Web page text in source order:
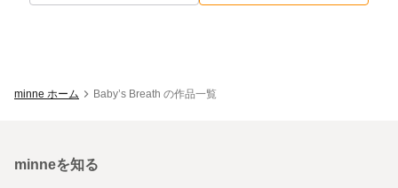
minne ホーム Baby’s Breath の作品一覧
minneを知る